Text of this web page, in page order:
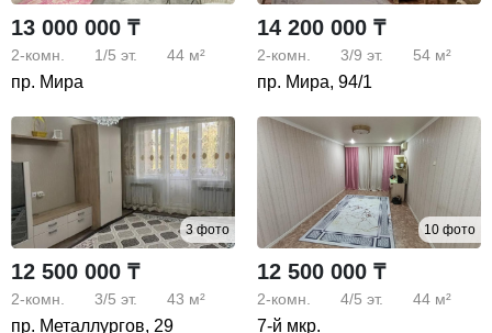
13 000 000 ₸
2-комн. 1/5 эт. 44 м²
пр. Мира
14 200 000 ₸
2-комн. 3/9 эт. 54 м²
пр. Мира, 94/1
3 фото
12 500 000 ₸
2-комн. 3/5 эт. 43 м²
пр. Металлургов, 29
10 фото
12 500 000 ₸
2-комн. 4/5 эт. 44 м²
7-й мкр.